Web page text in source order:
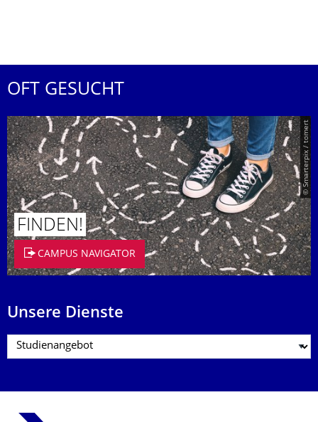
OFT GESUCHT
© Smarterpix / tomert
FINDEN!
CAMPUS NAVIGATOR
Unsere Dienste